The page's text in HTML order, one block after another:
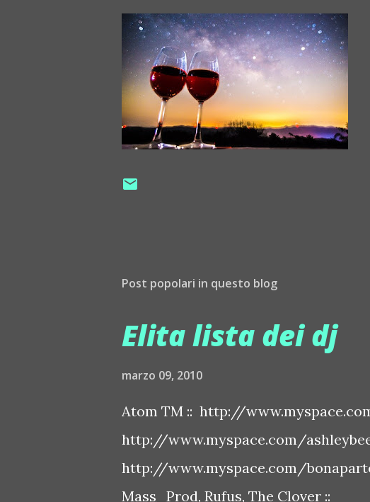
Post popolari in questo blog
Elita lista dei dj
marzo 09, 2010
Atom TM :: http://
http://www.myspace.com/
http://www.myspace.com/
Mass_Prod, Rufus, The Clover ::